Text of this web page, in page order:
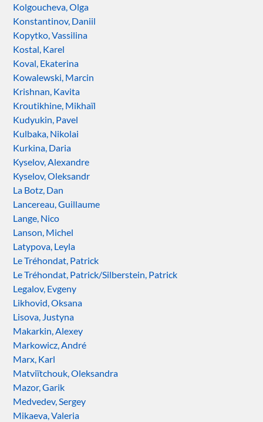
Kolgoucheva, Olga
Konstantinov, Daniil
Kopytko, Vassilina
Kostal, Karel
Koval, Ekaterina
Kowalewski, Marcin
Krishnan, Kavita
Kroutikhine, Mikhaïl
Kudyukin, Pavel
Kulbaka, Nikolai
Kurkina, Daria
Kyselov, Alexandre
Kyselov, Oleksandr
La Botz, Dan
Lancereau, Guillaume
Lange, Nico
Lanson, Michel
Latypova, Leyla
Le Tréhondat, Patrick
Le Tréhondat, Patrick/Silberstein, Patrick
Legalov, Evgeny
Likhovid, Oksana
Lisova, Justyna
Makarkin, Alexey
Markowicz, André
Marx, Karl
Matviïtchouk, Oleksandra
Mazor, Garik
Medvedev, Sergey
Mikaeva, Valeria